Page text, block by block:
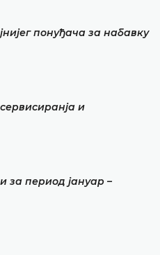
понуђача за набавку
и
за период јануар –